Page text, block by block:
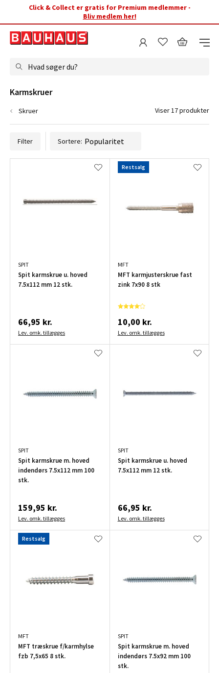
Click & Collect er gratis for Premium medlemmer -
Bliv medlem her!
Hvad søger du?
Filter Sortere:
SPIT
Spit karmskrue u. hoved
7.5x112 mm 12 stk.
66,95 kr.
Lev. omk. tillægges
Restsalg
MFT
MFT karmjusterskrue fast
zink 7x90 8 stk
10,00 kr.
Lev. omk. tillægges
SPIT
Spit karmskrue m. hoved
indendørs 7.5x112 mm 100
stk.
159,95 kr.
Lev. omk. tillægges
SPIT
Spit karmskrue u. hoved
7.5x112 mm 12 stk.
66,95 kr.
Lev. omk. tillægges
Restsalg
MFT
MFT træskrue f/karmhylse
fzb 7,5x65 8 stk.
SPIT
Spit karmskrue m. hoved
indendørs 7.5x92 mm 100
stk.
Karmskruer
Skruer Viser 17 produkter